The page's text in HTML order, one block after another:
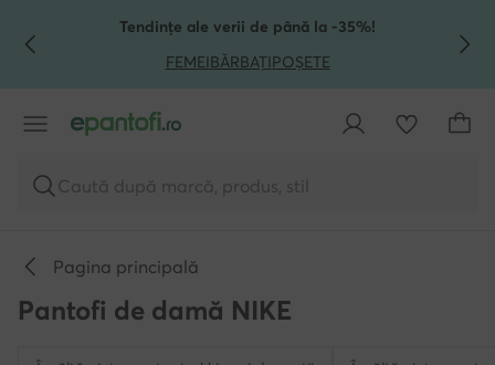
TRECI LA CONȚINUTUL PRINCIPAL
MERGI LA CĂUTARETendințe ale verii de până la -35%!
FEMEIBĂRBAȚIPOȘETE
Caută după marcă, produs, stil
Pagina principală
Pantofi de damă NIKE